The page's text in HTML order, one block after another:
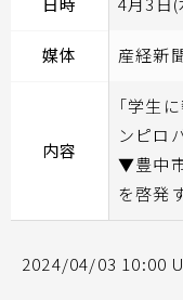
媒体 産経
内容
「学生
ンピロ
▼豊中
を啓発
2024/04/03 10:00